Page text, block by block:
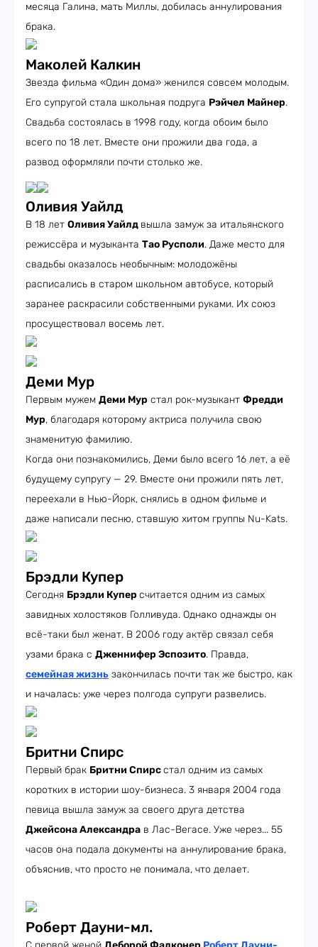
месяца Галина, мать Миллы, добилась аннулирования
брака.
Маколей Калкин
Звезда фильма «Один дома» женился совсем молодым.
Его супругой стала школьная подруга Рэйчел Майнер.
Свадьба состоялась в 1998 году, когда обоим было
всего по 18 лет. Вместе они прожили два года, а
развод оформляли почти столько же.
Оливия Уайлд
В 18 лет Оливия Уайлд вышла замуж за итальянского
режиссёра и музыканта Тао Русполи. Даже место для
свадьбы оказалось необычным: молодожёны
расписались в старом школьном автобусе, который
заранее раскрасили собственными руками. Их союз
просуществовал восемь лет.
Деми Мур
Первым мужем Деми Мур стал рок-музыкант Фредди
Мур, благодаря которому актриса получила свою
знаменитую фамилию.
Когда они познакомились, Деми было всего 16 лет, а её
будущему супругу — 29. Вместе они прожили пять лет,
переехали в Нью-Йорк, снялись в одном фильме и
даже написали песню, ставшую хитом группы Nu-Kats.
Брэдли Купер
Сегодня Брэдли Куперсчитается одним из самых
завидных холостяков Голливуда. Однако однажды он
всё-таки был женат. В 2006 году актёр связал себя
узами брака с Дженнифер Эспозито. Правда,
семейная жизнь закончилась почти так же быстро, как
и началась: уже через полгода супруги развелись.
Бритни Спирс
Первый брак Бритни Спирсстал одним из самых
коротких в истории шоу-бизнеса. 3 января 2004 года
певица вышла замуж за своего друга детства
Джейсона Александра в Лас-Вегасе. Уже через... 55
часов она подала документы на аннулирование брака,
объяснив, что просто не понимала, что делает.
Роберт Дауни-мл.